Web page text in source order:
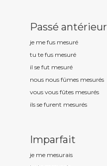
Passé antérieur
je me fus mesuré
tu te fus mesuré
il se fut mesuré
nous nous fûmes mesurés
vous vous fûtes mesurés
ils se furent mesurés
Imparfait
je me mesurais